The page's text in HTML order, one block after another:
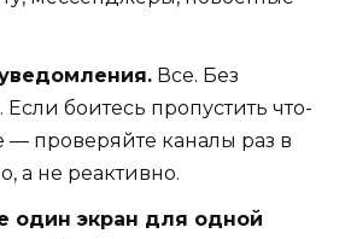
Все. Без
боитесь пропустить что-
— проверяйте каналы раз в
а не реактивно.
один экран для одной